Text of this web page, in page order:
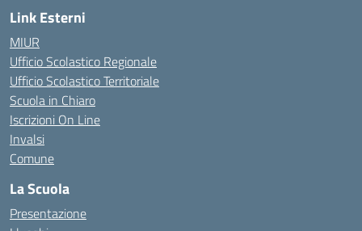
Link Esterni
MIUR
Ufficio Scolastico Regionale
Ufficio Scolastico Territoriale
Scuola in Chiaro
Iscrizioni On Line
Invalsi
Comune
La Scuola
Presentazione